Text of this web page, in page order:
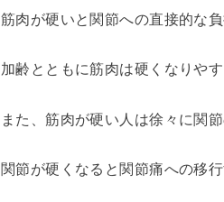
筋肉が硬いと関節への直接的な
加齢とともに筋肉は硬くなりや
また、筋肉が硬い人は徐々に関
関節が硬くなると関節痛への移